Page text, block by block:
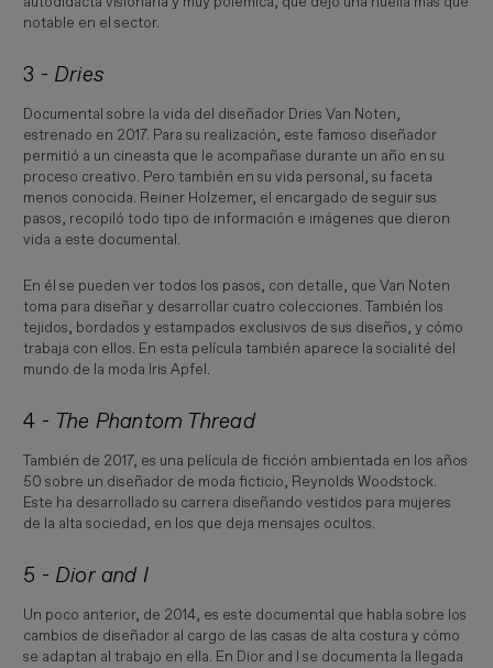
notable en el sector.
3 - Dries
Documental sobre la vida del diseñador Dries Van Noten,
estrenado en 2017. Para su realización, este famoso diseñador
permitió a un cineasta que le acompañase durante un año en su
proceso creativo. Pero también en su vida personal, su faceta
menos conocida. Reiner Holzemer, el encargado de seguir sus
pasos, recopiló todo tipo de información e imágenes que dieron
vida a este documental.
En él se pueden ver todos los pasos, con detalle, que Van Noten
toma para diseñar y desarrollar cuatro colecciones. También los
tejidos, bordados y estampados exclusivos de sus diseños, y cómo
trabaja con ellos. En esta película también aparece la socialité del
mundo de la moda Iris Apfel.
4 - The Phantom Thread
También de 2017, es una película de ficción ambientada en los años
50 sobre un diseñador de moda ficticio, Reynolds Woodstock.
Este ha desarrollado su carrera diseñando vestidos para mujeres
de la alta sociedad, en los que deja mensajes ocultos.
5 - Dior and I
Un poco anterior, de 2014, es este documental que habla sobre los
cambios de diseñador al cargo de las casas de alta costura y cómo
se adaptan al trabajo en ella. En Dior and I se documenta la llegada